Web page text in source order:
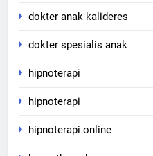
dokter anak kalideres
dokter spesialis anak
hipnoterapi
hipnoterapi
hipnoterapi online